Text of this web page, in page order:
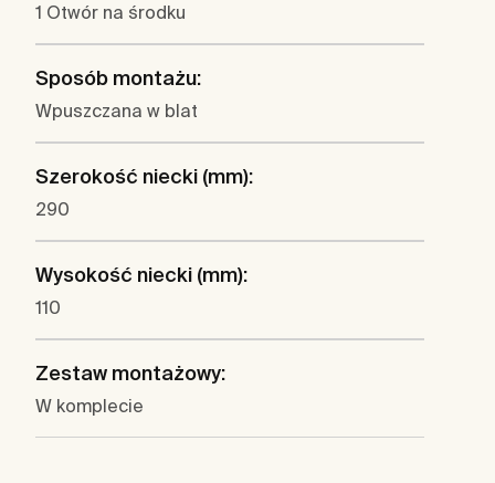
1 Otwór na środku
Sposób montażu:
Wpuszczana w blat
Szerokość niecki (mm):
290
Wysokość niecki (mm):
110
Zestaw montażowy:
W komplecie